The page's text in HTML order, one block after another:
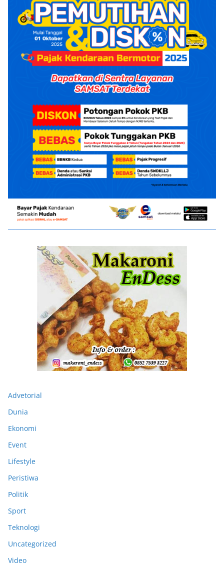
Advetorial
Dunia
Ekonomi
Event
Lifestyle
Peristiwa
Politik
Sport
Teknologi
Uncategorized
Video